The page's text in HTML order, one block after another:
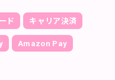
ド キャリア決済
Amazon Pay